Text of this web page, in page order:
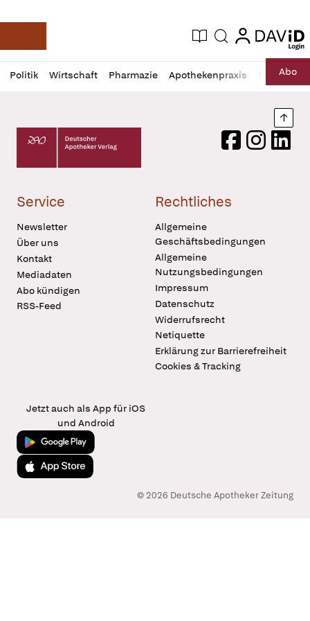
Deutsche Apotheker Zeitung
Aktuelle Ausgabe
Suche login
login
Politik Wirtschaft Pharmazie Apothekenpraxis RechtAbo
Profil
öffnen
Daz
Pur
Deutscher Apotheker Verlag Logo
FacebookInstagram
Service
Newsletter
Über uns
Kontakt
Mediadaten
Abo kündigen
RSS-Feed
Rechtliches
Allgemeine
Geschäftsbedingungen
Allgemeine
Nutzungsbedingungen
Impressum
Datenschutz
Widerrufsrecht
Netiquette
Erklärung zur Barrierefreiheit
Cookies & Tracking
Jetzt auch als App für iOS
und Android
Jetzt bei Google Play
Laden im App Store
© 2026 Deutsche Apotheker Zeitung